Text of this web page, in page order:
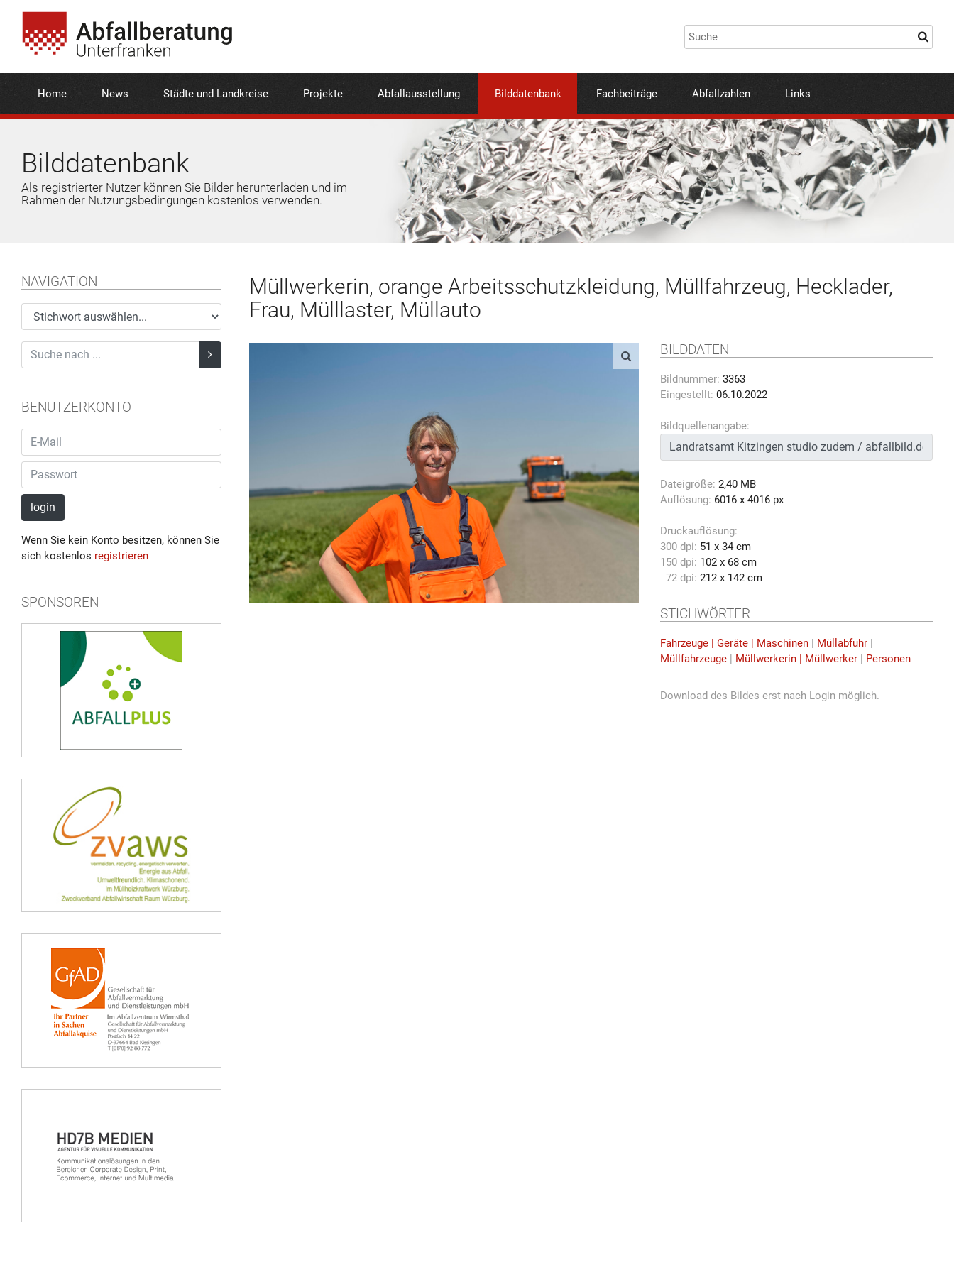
Home News Städte und Landkreise Projekte Abfallausstellung Bilddatenbank Fachbeiträge Abfallzahlen Links
Bilddatenbank
Als registrierter Nutzer können Sie Bilder herunterladen und im
Rahmen der Nutzungsbedingungen kostenlos verwenden.
NAVIGATION
BENUTZERKONTO
login
Wenn Sie kein Konto besitzen, können Sie
sich kostenlos registrieren
SPONSOREN
Müllwerkerin, orange Arbeitsschutzkleidung, Müllfahrzeug, Hecklader,
Frau, Mülllaster, Müllauto
BILDDATEN
Bildnummer: 3363
Eingestellt: 06.10.2022
Bildquellenangabe:
Dateigröße: 2,40 MB
Auflösung: 6016 x 4016 px
Druckauflösung:
300 dpi: 51 x 34 cm
150 dpi: 102 x 68 cm
72 dpi: 212 x 142 cm
STICHWÖRTER
Fahrzeuge | Geräte | Maschinen | Müllabfuhr |
Müllfahrzeuge | Müllwerkerin | Müllwerker | Personen
Download des Bildes erst nach Login möglich.